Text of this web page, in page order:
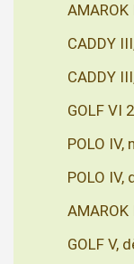
AMAROK
CADDY
CADDY
GOLF VI
POLO IV,
POLO IV,
AMAROK
GOLF V,